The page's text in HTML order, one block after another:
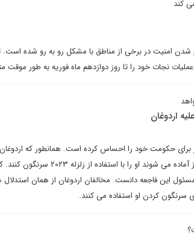
کند
شدن امنیت در برخی از مناطق با مشکل رو به رو شده
نجات خود را تا روز دوازدهم ماه فوریه به طور موقت
اردوغان
قدرت رسیدن استفاده کرد، رقبای او نیز آماده
سرنگون کردن او استفاده می کنند.